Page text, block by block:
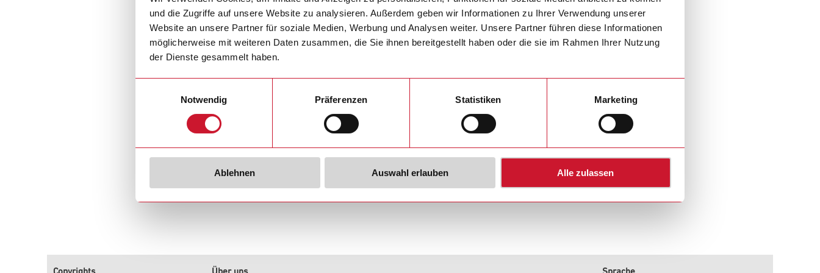
und die Zugriffe auf unsere Website zu analysieren. Außerdem geben wir Informationen zu Ihrer Verwendung unserer
Website an unsere Partner für soziale Medien, Werbung und Analysen weiter. Unsere Partner führen diese Informationen
möglicherweise mit weiteren Daten zusammen, die Sie ihnen bereitgestellt haben oder die sie im Rahmen Ihrer Nutzung
der Dienste gesammelt haben.
Notwendig
Präferenzen Statistiken Marketing
Ablehnen Auswahl erlauben Alle zulassen
info@gavazziautomation.com
Carlo Gavazzi weltweit >>
Copyrights Über uns Sprache